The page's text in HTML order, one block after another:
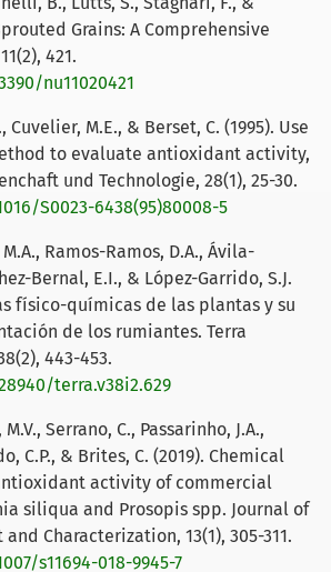
Grains: A Comprehensive
421.
nu11020421
M.E., & Berset, C. (1995). Use
to evaluate antioxidant activity,
und Technologie, 28(1), 25-30.
S0023-6438(95)80008-5
Ramos-Ramos, D.A., Ávila-
Bernal, E.I., & López-Garrido, S.J.
físico-químicas de las plantas y su
de los rumiantes. Terra
443-453.
terra.v38i2.629
Serrano, C., Passarinho, J.A.,
C.P., & Brites, C. (2019). Chemical
activity of commercial
siliqua and Prosopis spp. Journal of
Characterization, 13(1), 305-311.
s11694-018-9945-7